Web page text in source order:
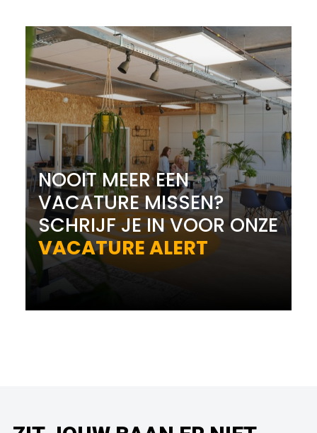
NOOIT MEER EEN
VACATURE MISSEN?
SCHRIJF JE IN VOOR ONZE
VACATURE ALERT